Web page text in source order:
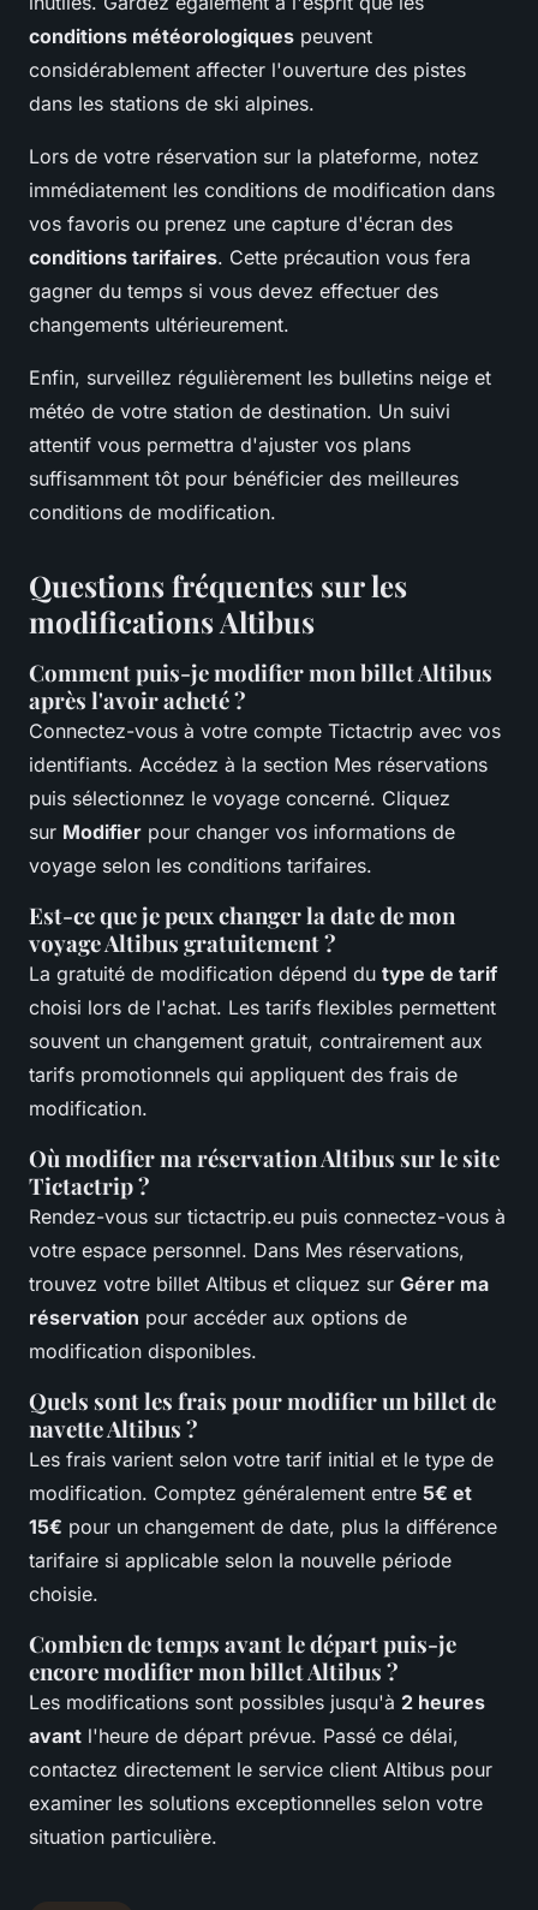
conditions météorologiques peuvent
considérablement affecter l'ouverture des pistes
dans les stations de ski alpines.
Lors de votre réservation sur la plateforme, notez
immédiatement les conditions de modification dans
vos favoris ou prenez une capture d'écran des
conditions tarifaires. Cette précaution vous fera
gagner du temps si vous devez effectuer des
changements ultérieurement.
Enfin, surveillez régulièrement les bulletins neige et
météo de votre station de destination. Un suivi
attentif vous permettra d'ajuster vos plans
suffisamment tôt pour bénéficier des meilleures
conditions de modification.
Questions fréquentes sur les
modifications Altibus
Comment puis-je modifier mon billet Altibus
après l'avoir acheté ?
Connectez-vous à votre compte Tictactrip avec vos
identifiants. Accédez à la section Mes réservations
puis sélectionnez le voyage concerné. Cliquez
sur Modifier pour changer vos informations de
voyage selon les conditions tarifaires.
Est-ce que je peux changer la date de mon
voyage Altibus gratuitement ?
La gratuité de modification dépend du type de tarif
choisi lors de l'achat. Les tarifs flexibles permettent
souvent un changement gratuit, contrairement aux
tarifs promotionnels qui appliquent des frais de
modification.
Où modifier ma réservation Altibus sur le site
Tictactrip ?
Rendez-vous sur tictactrip.eu puis connectez-vous à
votre espace personnel. Dans Mes réservations,
trouvez votre billet Altibus et cliquez sur Gérer ma
réservation pour accéder aux options de
modification disponibles.
Quels sont les frais pour modifier un billet de
navette Altibus ?
Les frais varient selon votre tarif initial et le type de
modification. Comptez généralement entre 5€ et
15€ pour un changement de date, plus la différence
tarifaire si applicable selon la nouvelle période
choisie.
Combien de temps avant le départ puis-je
encore modifier mon billet Altibus ?
Les modifications sont possibles jusqu'à 2 heures
avant l'heure de départ prévue. Passé ce délai,
contactez directement le service client Altibus pour
examiner les solutions exceptionnelles selon votre
situation particulière.